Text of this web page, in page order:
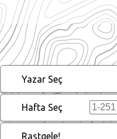
Yazar Seç
Hafta Seç
Rastgele!